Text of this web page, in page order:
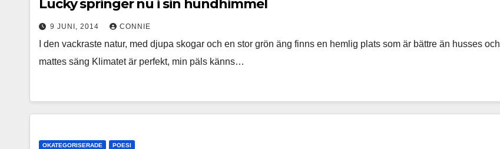
Lucky springer nu i sin hundhimmel
9 JUNI, 2014 CONNIE
I den vackraste natur, med djupa skogar och en stor grön äng finns en hemlig plats som är bättre än husses och
mattes säng Klimatet är perfekt, min päls känns…
OKATEGORISERADE POESI